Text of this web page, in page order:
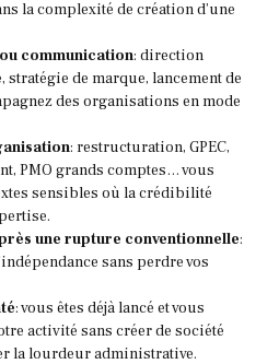
la complexité de création d’une
communication: direction
de marque, lancement de
des organisations en mode
: restructuration, GPEC,
PMO grands comptes… vous
sensibles où la crédibilité
une rupture conventionnelle:
sans perdre vos
: vous êtes déjà lancé et vous
activité sans créer de société
la lourdeur administrative.